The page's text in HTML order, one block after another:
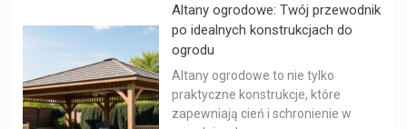
Altany ogrodowe: Twój przewodnik
po idealnych konstrukcjach do
ogrodu
Altany ogrodowe to nie tylko
praktyczne konstrukcje, które
zapewniają cień i schronienie w